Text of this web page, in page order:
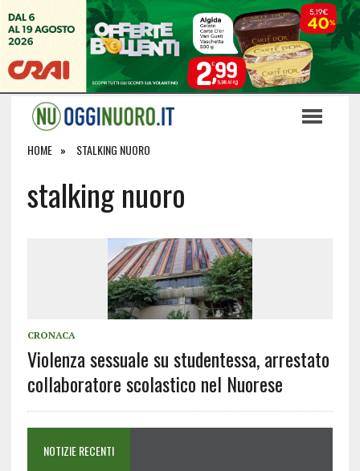
HOME STALKING NUORO
stalking nuoro
CRONACA
Violenza sessuale su studentessa, arrestato
collaboratore scolastico nel Nuorese
NOTIZIE RECENTI